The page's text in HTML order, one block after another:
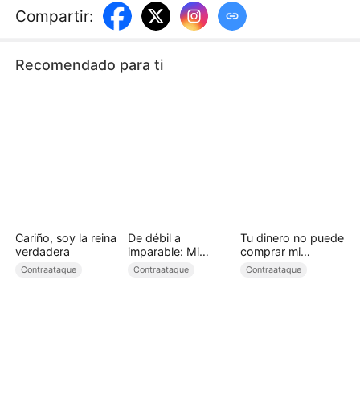
simple oportunidad de trabajo: vislumbra una
posibilidad de redención.
Compartir:
Recomendado para ti
Cariño, soy la reina
verdadera
Contraataque
De débil a
imparable: Mi
ascenso como
domador de
Contraataque
Tu dinero no puede
comprar mi
dignidad
Contraataque